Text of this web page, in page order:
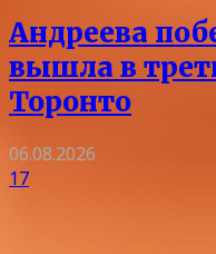
Андреева
вышла в
Торонто
06.08.2026
17